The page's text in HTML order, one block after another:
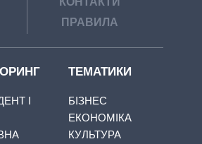
ПРАВИЛА
І
ТЕМАТИКИ
БІЗНЕС
ЕКОНОМІКА
КУЛЬТУРА